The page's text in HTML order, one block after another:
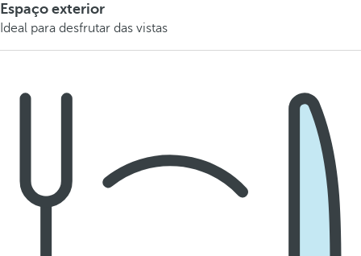
Espaço exterior
Ideal para desfrutar das vistas